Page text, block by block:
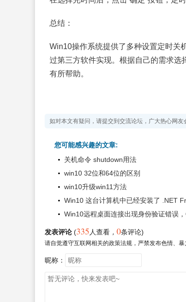
总结：
Win10操作系统提供了多种设置定时关
过第三方软件实现。根据自己的需求选
有所帮助。
如对本文有疑问，请提交到交流论坛，广大热心网友
您可能感兴趣的文章:
关机命令 shutdown用法
win10 32位和64位的区别
win10升级win11方法
Win10 这台计算机中已经安装了 .NET
Win10远程桌面连接出现身份验证错误
发表评论 (335 人查看 ， 0条评论)
请自觉遵守互联网相关的政策法规，严禁发布色情、暴
昵称：